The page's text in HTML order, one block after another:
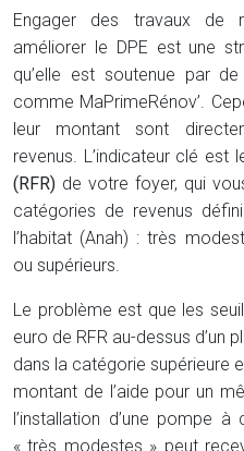
Engager des travaux de
améliorer le DPE est une
qu’elle est soutenue par
comme MaPrimeRénov’.
leur montant sont
revenus. L’indicateur clé est
(RFR) de votre foyer, qui
catégories de revenus
l’habitat (Anah) : très
ou supérieurs.
Le problème est que les
euro de RFR au-dessus d’un
dans la catégorie supérieure
montant de l’aide pour un
l’installation d’une pompe
« très modestes » peut